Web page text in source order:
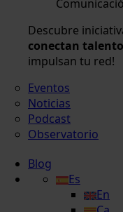
Descubre
conectan
impulsan tu red!
Eventos
Noticias
Podcast
Observatorio
Blog
Es
En